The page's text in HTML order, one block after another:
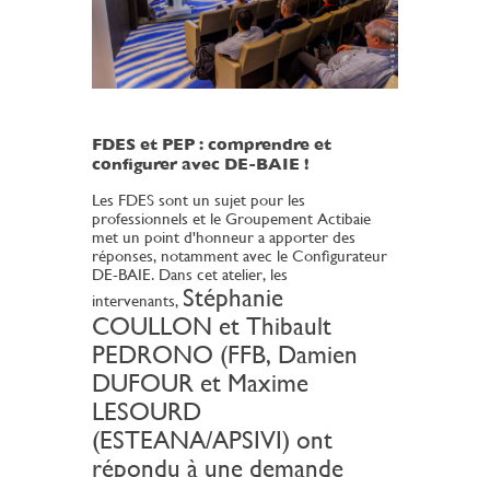
FDES et PEP : comprendre et
configurer avec DE-BAIE !
Les FDES sont un sujet pour les
professionnels et le Groupement Actibaie
met un point d'honneur a apporter des
réponses, notamment avec le Configurateur
DE-BAIE. Dans cet atelier, les
intervenants, Stéphanie
COULLON et Thibault
PEDRONO (FFB, Damien
DUFOUR et Maxime
LESOURD
(ESTEANA/APSIVI) ont
répondu à une demande